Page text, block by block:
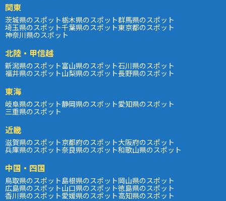
関東
茨城県のスポット栃木県のスポット群馬県のスポット
埼玉県のスポット千葉県のスポット東京都のスポット
神奈川県のスポット
北陸・甲信越
新潟県のスポット富山県のスポット石川県のスポット
福井県のスポット山梨県のスポット長野県のスポット
東海
岐阜県のスポット静岡県のスポット愛知県のスポット
三重県のスポット
近畿
滋賀県のスポット京都府のスポット大阪府のスポット
兵庫県のスポット奈良県のスポット和歌山県のスポット
中国・四国
鳥取県のスポット島根県のスポット岡山県のスポット
広島県のスポット山口県のスポット徳島県のスポット
香川県のスポット愛媛県のスポット高知県のスポット